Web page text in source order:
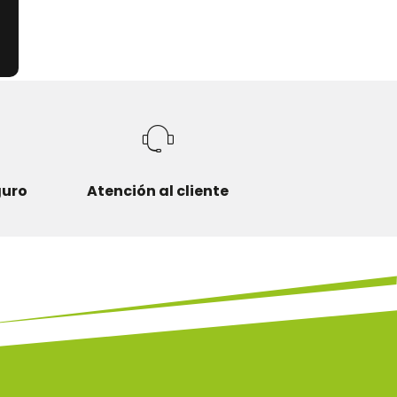
Atención al cliente